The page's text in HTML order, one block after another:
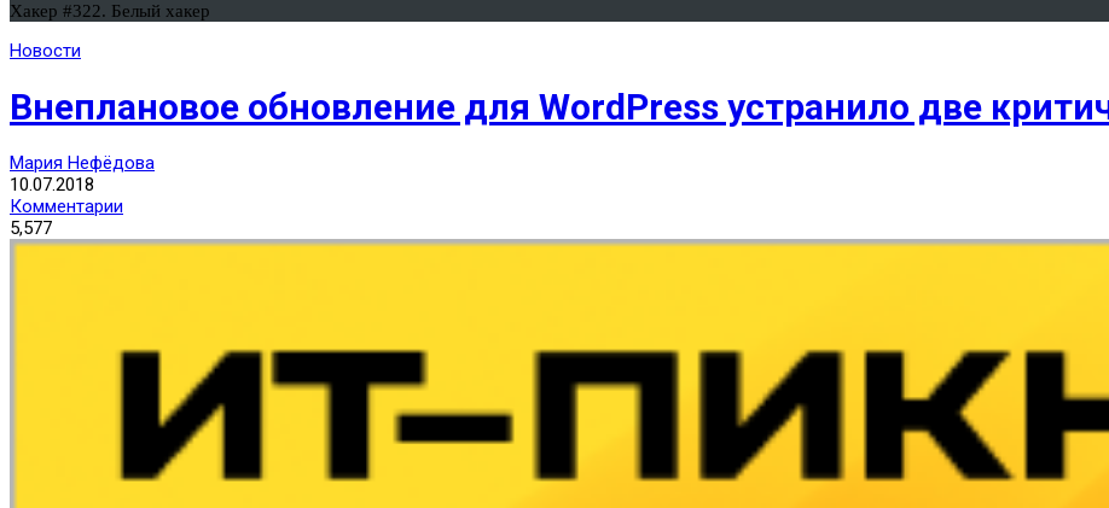
Хакер #322. Белый хакер
Новости
Внеплановое обновление для WordPress устранило две
Мария Нефёдова
10.07.2018
Комментарии
5,577